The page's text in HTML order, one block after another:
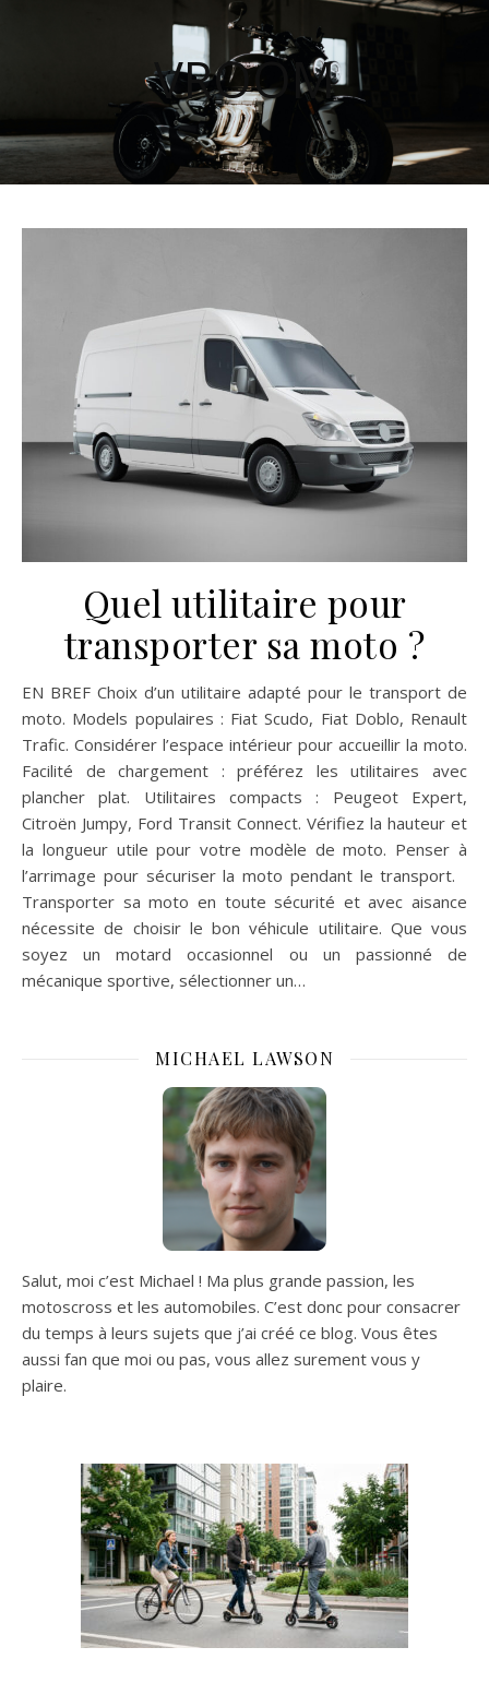
VROOM
Quel utilitaire pour
transporter sa moto ?
EN BREF Choix d’un utilitaire adapté pour le transport de
moto. Models populaires : Fiat Scudo, Fiat Doblo, Renault
Trafic. Considérer l’espace intérieur pour accueillir la moto.
Facilité de chargement : préférez les utilitaires avec
plancher plat. Utilitaires compacts : Peugeot Expert,
Citroën Jumpy, Ford Transit Connect. Vérifiez la hauteur et
la longueur utile pour votre modèle de moto. Penser à
l’arrimage pour sécuriser la moto pendant le transport.
Transporter sa moto en toute sécurité et avec aisance
nécessite de choisir le bon véhicule utilitaire. Que vous
soyez un motard occasionnel ou un passionné de
mécanique sportive, sélectionner un…
MICHAEL LAWSON
Salut, moi c’est Michael ! Ma plus grande passion, les
motoscross et les automobiles. C’est donc pour consacrer
du temps à leurs sujets que j’ai créé ce blog. Vous êtes
aussi fan que moi ou pas, vous allez surement vous y
plaire.